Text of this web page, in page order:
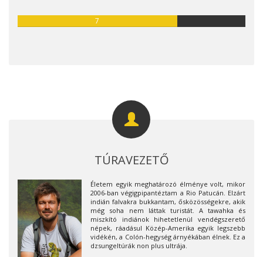
7
TÚRAVEZETŐ
Életem egyik meghatározó élménye volt, mikor
2006-ban végigpipantéztam a Rio Patucán. Elzárt
indián falvakra bukkantam, ősközösségekre, akik
még soha nem láttak turistát. A tawahka és
miszkító indiánok hihetetlenül vendégszerető
népek, ráadásul Közép-Amerika egyik legszebb
vidékén, a Colón-hegység árnyékában élnek. Ez a
dzsungeltúrák non plus ultrája.